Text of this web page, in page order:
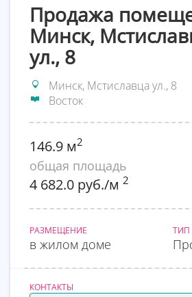
Продажа
Минск,
ул., 8
Минск, Мстиславца ул., 8
Восток
146.9 м2
общая площадь
4 682.0 руб./м 2
РАЗМЕЩЕНИЕ
в жилом доме
ТИП
КОНТАКТЫ